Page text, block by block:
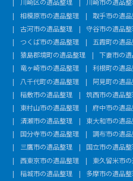
川崎区の遺品整理
川崎市の遺品
相模原市の遺品整理
取手市の遺
古河市の遺品整理
守谷市の遺品
つくば市の遺品整理
五霞町の遺
猿島郡境町の遺品整理
下妻市の
竜ヶ崎市の遺品整理
利根町の遺
八千代町の遺品整理
阿見町の遺
稲敷市の遺品整理
筑西市の遺品
東村山市の遺品整理
府中市の遺
清瀬市の遺品整理
東大和市の遺
国分寺市の遺品整理
調布市の遺
三鷹市の遺品整理
国立市の遺品
西東京市の遺品整理
東久留米市
稲城市の遺品整理
多摩市の遺品